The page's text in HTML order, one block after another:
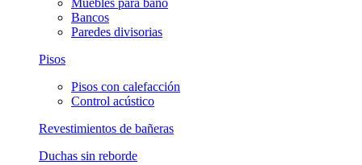
Muebles para baño
Bancos
Paredes divisorias
Pisos
Pisos con calefacción
Control acústico
Revestimientos de bañeras
Duchas sin reborde